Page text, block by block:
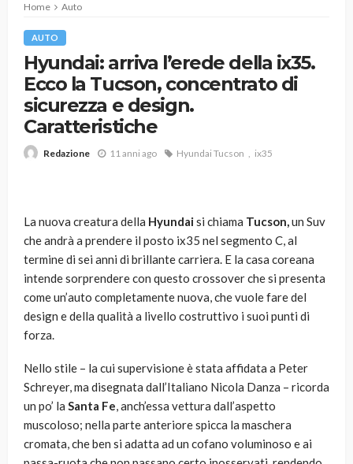
Home Auto
AUTO
Hyundai: arriva l’erede della ix35.
Ecco la Tucson, concentrato di
sicurezza e design.
Caratteristiche
Redazione 11 anni ago Hyundai Tucson ix35
La nuova creatura della Hyundaisi chiama Tucson,un Suv
che andrà a prendere il posto ix35 nel segmento C, al
termine di sei anni di brillante carriera. E la casa coreana
intende sorprendere con questo crossover che si presenta
come un’auto completamente nuova, che vuole fare del
design e della qualità a livello costruttivo i suoi punti di
forza.
Nello stile – la cui supervisione è stata affidata a Peter
Schreyer, ma disegnata dall’Italiano Nicola Danza – ricorda
un po’ la Santa Fe, anch’essa vettura dall’aspetto
muscoloso; nella parte anteriore spicca la maschera
cromata, che ben si adatta ad un cofano voluminoso e ai